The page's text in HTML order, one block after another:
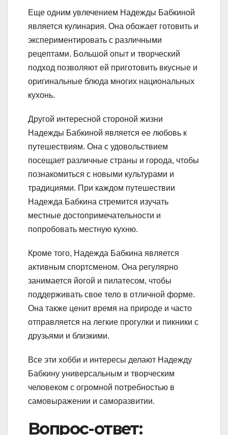
Еще одним увлечением Надежды Бабкиной
является кулинария. Она обожает готовить и
экспериментировать с различными
рецептами. Большой опыт и творческий
подход позволяют ей приготовить вкусные и
оригинальные блюда многих национальных
кухонь.
Другой интересной стороной жизни
Надежды Бабкиной является ее любовь к
путешествиям. Она с удовольствием
посещает различные страны и города, чтобы
познакомиться с новыми культурами и
традициями. При каждом путешествии
Надежда Бабкина стремится изучать
местные достопримечательности и
попробовать местную кухню.
Кроме того, Надежда Бабкина является
активным спортсменом. Она регулярно
занимается йогой и пилатесом, чтобы
поддерживать свое тело в отличной форме.
Она также ценит время на природе и часто
отправляется на легкие прогулки и пикники с
друзьями и близкими.
Все эти хобби и интересы делают Надежду
Бабкину универсальным и творческим
человеком с огромной потребностью в
самовыражении и саморазвитии.
Вопрос-ответ: